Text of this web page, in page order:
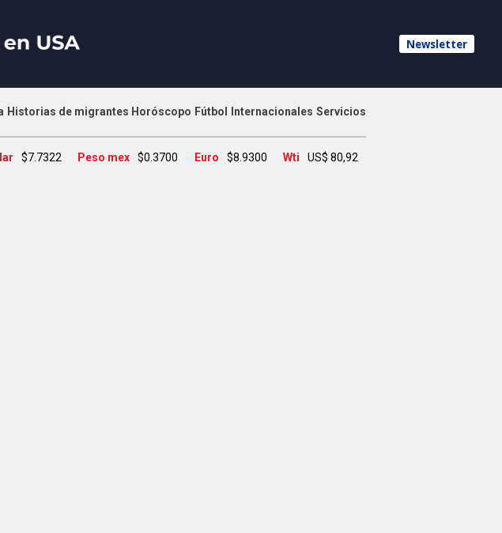
Newsletter
Historias de migrantes Horóscopo Fútbol Internacionales Servicios
$7.7322 Peso mex $0.3700 Euro $8.9300 Wti US$ 80,92